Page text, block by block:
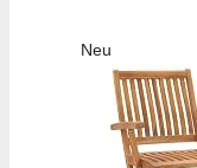
Neu